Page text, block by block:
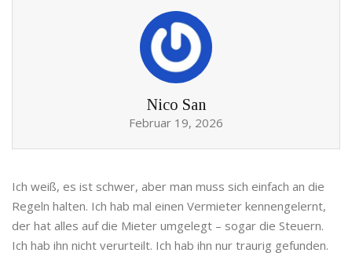
Nico San
Februar 19, 2026
Ich weiß, es ist schwer, aber man muss sich einfach an die
Regeln halten. Ich hab mal einen Vermieter kennengelernt,
der hat alles auf die Mieter umgelegt – sogar die Steuern.
Ich hab ihn nicht verurteilt. Ich hab ihn nur traurig gefunden.